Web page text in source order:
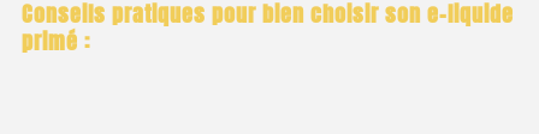
Conseils pratiques pour bien choisir son e-liquide
primé :